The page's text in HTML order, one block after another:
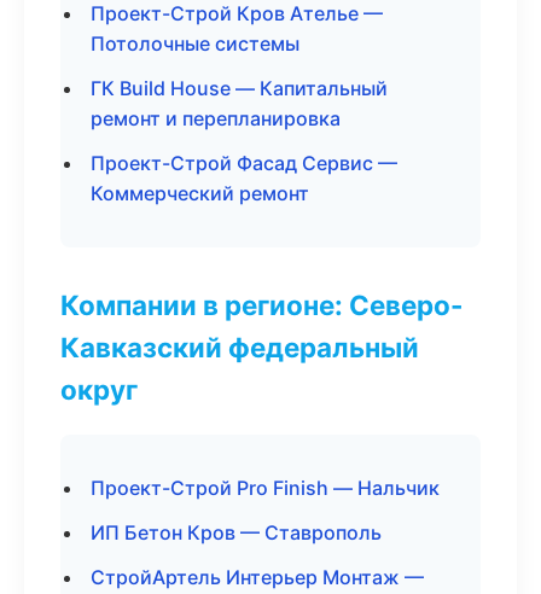
Проект-Строй Кров Ателье —
Потолочные системы
ГК Build House — Капитальный
ремонт и перепланировка
Проект-Строй Фасад Сервис —
Коммерческий ремонт
Компании в регионе: Северо-
Кавказский федеральный
округ
Проект-Строй Pro Finish — Нальчик
ИП Бетон Кров — Ставрополь
СтройАртель Интерьер Монтаж —